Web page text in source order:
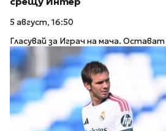
5 август, 16:50
Гласувай за Играч на мача.